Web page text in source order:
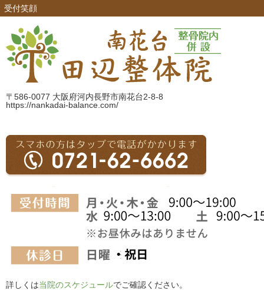
受付笑顔
〒586-0077 大阪府河内長野市南花台2-8-8
https://nankadai-balance.com/
詳しくは当院のスケジュールでご確認ください。